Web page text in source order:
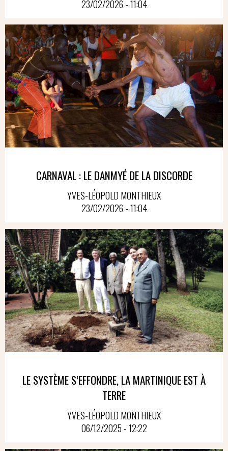
23/02/2026 - 11:04
CARNAVAL : LE DANMYÉ DE LA DISCORDE
YVES-LÉOPOLD MONTHIEUX
23/02/2026 - 11:04
LE SYSTÈME S’EFFONDRE, LA MARTINIQUE EST À
TERRE
YVES-LÉOPOLD MONTHIEUX
06/12/2025 - 12:22